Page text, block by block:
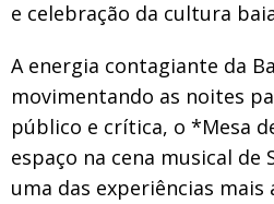
e celebração da cultura
A energia contagiante da
movimentando as noites
público e crítica, o *Mesa
espaço na cena musical de
uma das experiências mais